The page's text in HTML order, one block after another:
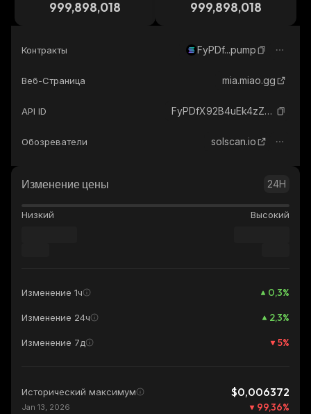
999,898,018 999,898,018
Контракты FyPDf...pump
Веб-Страница mia.miao.gg
API ID FyPDfX92B4uEk4zZouy96d1Kk1LgnCznBpzAFSsZpump_solana
Обозреватели solscan.io
Изменение цены 24H
Низкий Высокий
Изменение 1ч 0,3%
Изменение 24ч 2,3%
Изменение 7д 5%
Исторический максимум $0,006372
Jan 13, 2026 99,36%